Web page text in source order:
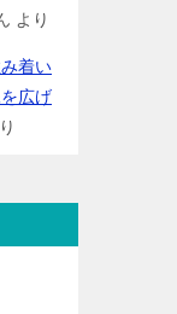
より
着い
広げ